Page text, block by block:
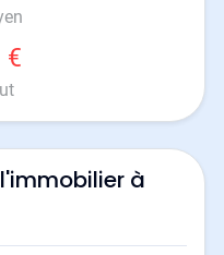
€
à